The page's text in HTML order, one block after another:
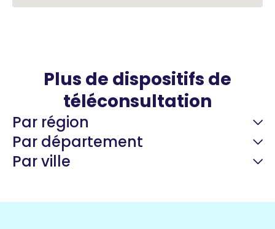
Plus de dispositifs de
téléconsultation
Par région
Par département
Par ville